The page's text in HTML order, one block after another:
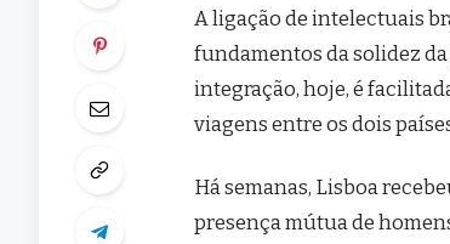
A ligação de intelectuais
fundamentos da solidez
integração, hoje, é
viagens entre os dois
Há semanas, Lisboa
presença mútua de